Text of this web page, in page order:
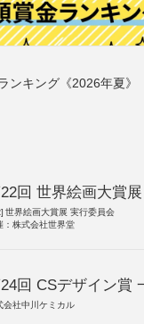
ンキング《2026年夏》
回 世界絵画大賞
世界絵画大賞展 実行委員会
：株式会社世界堂
回 CSデザイン賞
会社中川ケミカル